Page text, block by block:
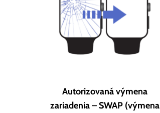
Autorizovaná výmena
zariadenia – SWAP (výmena